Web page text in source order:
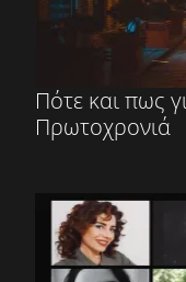
Πότε και πως
Πρωτοχρονιά